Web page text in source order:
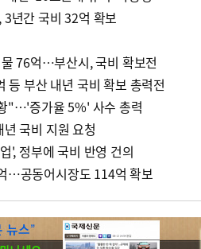
년간 국비 32억 확보
76억…부산시, 국비 확보전
등 부산 내년 국비 확보 총력전
"…'증가율 5%' 사수 총력
국비 지원 요청
', 정부에 국비 반영 건의
…공동어시장도 114억 확보